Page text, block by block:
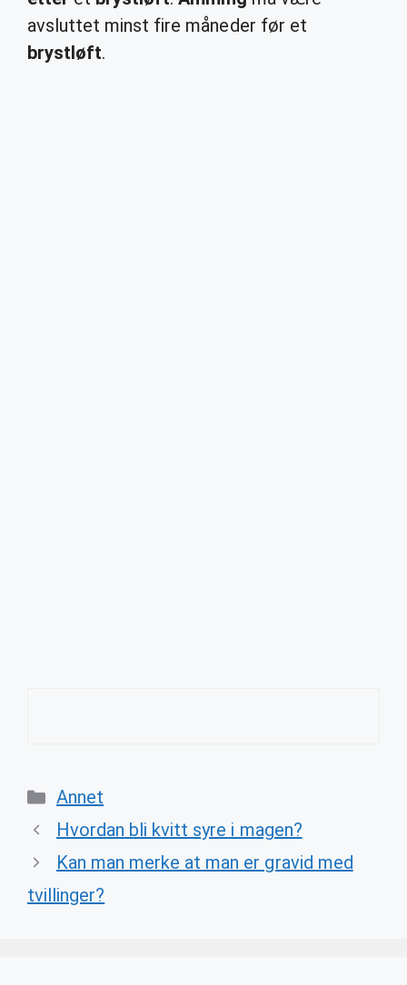
avsluttet minst fire måneder før et
brystløft.
Categories
Annet
Hvordan bli kvitt syre i magen?
Kan man merke at man er gravid med
tvillinger?